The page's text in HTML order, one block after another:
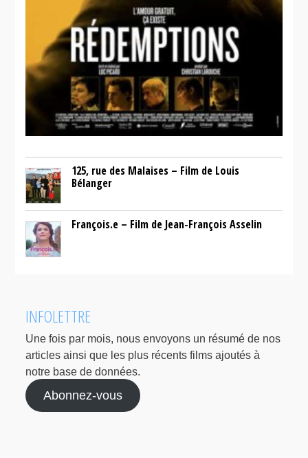
125, rue des Malaises – Film de Louis
Bélanger
François.e – Film de Jean-François Asselin
INFOLETTRE
Une fois par mois, nous envoyons un résumé de nos
articles ainsi que les plus récents films ajoutés à
notre base de données.
Abonnez-vous